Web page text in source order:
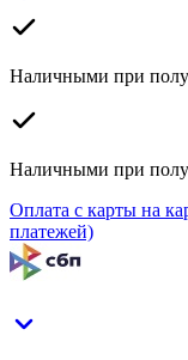
Наличными при
Наличными при
Оплата с карты на
платежей)